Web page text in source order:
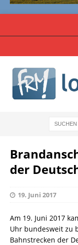
der
19. Juni 2017
Am 19. Juni 2017
Uhr bundesweit zu
Bahnstrecken der